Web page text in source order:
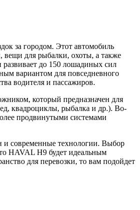
за городом. Этот автомобиль
вещи для рыбалки, охоты, а также
до 150 лошадиных сил
вариантом для повседневного
водителя и пассажиров.
который предназначен для
квадроциклы, рыбалка и др.). Во-
продвинутыми системами
и современные технологии. Выбор
HAVAL H9 будет идеальным
для перевозки, то вам подойдет